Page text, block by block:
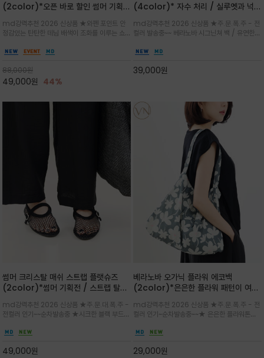
(2color)*오픈 바로 할인 썸머 기획
말 모임룩, 여행룩까지 ~
md강력추천 2026 신상품 ★와펜 포인트 안
정감있는 탄탄한 데님 배색이 조화를 이루는 쇼
클래식한 네이비·아이보리 스트라이프와 산뜻한
88,000원
49,000원 44%
(4color)* 자수 처리 / 실루엣과 넉넉
셜 숄더백
md강력추천 2026 신상품 ★주.문.폭.주 - 전
컬러 발송중~~ 베라노바 시그닌쳐 백 / 유연한
설계로 어깨의 피로도를 낮춰 편안한 착용/가볍
리 숄더백
39,000원
썸머 크리스탈 매쉬 스트랩 플랫슈즈
(2color)*썸머 기획전 / 스트랩 탈착
세한 메쉬 짜임 위로 은은하게 반짝이는
크리스탈 디테일을 더한 플랫슈즈
md강력추천 2026 신상품 ★주.문.대.폭.주 -
전컬러 인기~~순차발송중 ★시크한 블랙 부드러
하게 좋으며 가볍고 시원해 데일리 만능 아이템 /
49,000원
베라노바 오가닉 플라워 에코백
(2color)*은은한 플라워 패턴이 여름
코백
md강력추천 2026 신상품 ★주.문.폭.주 - 전
컬러 인기~순차발송중~~★ 은은한 플라워톤이
고급스럽게 내추럴한 감성의 천연 오가닉 코튼소
해져 완성
29,000원